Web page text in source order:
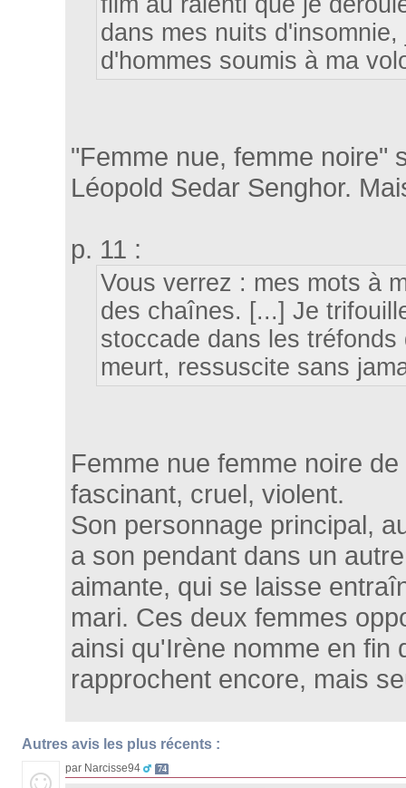
dans mes nuits
d'hommes soumis à ma
"Femme nue, femme noire"
Léopold Sedar Senghor.
p. 11 :
Vous verrez : mes mots à
des chaînes. [...] Je
stoccade dans les
meurt, ressuscite sans
Femme nue femme noire
fascinant, cruel, violent.
Son personnage principal,
a son pendant dans un
aimante, qui se laisse
mari. Ces deux femmes
ainsi qu'Irène nomme en fin
rapprochent encore, mais
Autres avis les plus récents :
par Narcisse94 74